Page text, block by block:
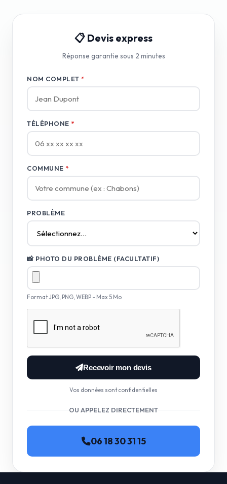
📋 Devis express
Réponse garantie sous 2 minutes
NOM COMPLET *
TÉLÉPHONE *
COMMUNE *
PROBLÈME
📸 PHOTO DU PROBLÈME (FACULTATIF)
Format JPG, PNG, WEBP - Max 5 Mo
Recevoir mon devis
Vos données sont confidentielles
OU APPELEZ DIRECTEMENT
06 18 30 31 15